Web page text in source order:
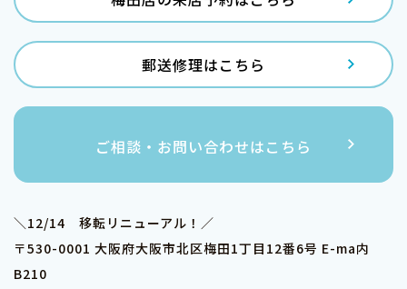
郵送修理はこちら
ご相談・お問い合わせはこちら
＼12/14 移転リニューアル！／
〒530-0001 大阪府大阪市北区梅田1丁目12番6号 E-ma内
B210